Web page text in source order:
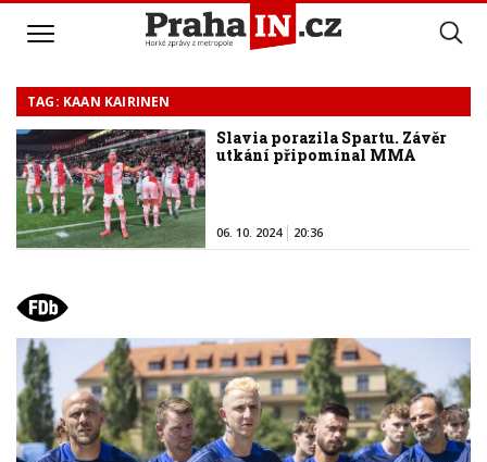
TAG: KAAN KAIRINEN
Slavia porazila Spartu. Závěr
utkání připomínal MMA
06. 10. 2024 20:36